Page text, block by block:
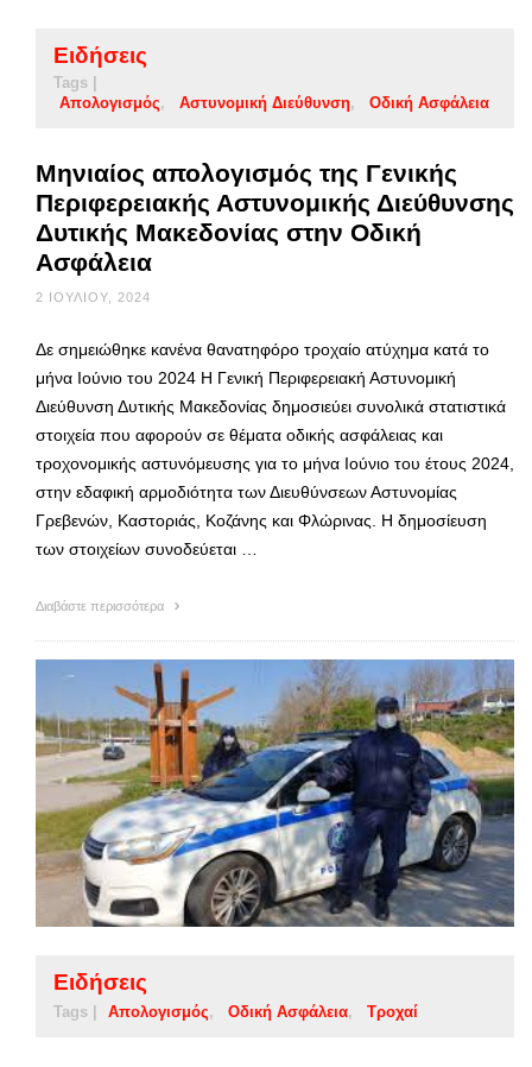
Ειδήσεις
Tags |
Απολογισμός
Αστυνομική Διεύθυνση Οδική Ασφάλεια
Μηνιαίος απολογισμός της Γενικής
Περιφερειακής Αστυνομικής Διεύθυνσης
Δυτικής Μακεδονίας στην Οδική
Ασφάλεια
2 ΙΟΥΛΊΟΥ, 2024
Δε σημειώθηκε κανένα θανατηφόρο τροχαίο ατύχημα κατά το
μήνα Ιούνιο του 2024 Η Γενική Περιφερειακή Αστυνομική
Διεύθυνση Δυτικής Μακεδονίας δημοσιεύει συνολικά στατιστικά
στοιχεία που αφορούν σε θέματα οδικής ασφάλειας και
τροχονομικής αστυνόμευσης για το μήνα Ιούνιο του έτους 2024,
στην εδαφική αρμοδιότητα των Διευθύνσεων Αστυνομίας
Γρεβενών, Καστοριάς, Κοζάνης και Φλώρινας. Η δημοσίευση
των στοιχείων συνοδεύεται …
Διαβάστε περισσότερα
Ειδήσεις
Tags | Απολογισμός Οδική Ασφάλεια Τροχαί